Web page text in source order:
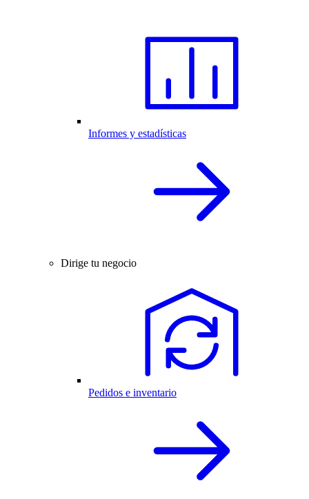
Informes y estadísticas
Dirige tu negocio
Pedidos e inventario